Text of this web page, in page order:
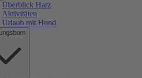
Überblick Harz
Aktivitäten
Urlaub mit Hund